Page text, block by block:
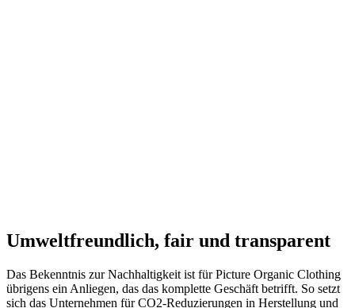
Umweltfreundlich, fair und transparent
Das Bekenntnis zur Nachhaltigkeit ist für Picture Organic Clothing
übrigens ein Anliegen, das das komplette Geschäft betrifft. So setzt
sich das Unternehmen für CO2-Reduzierungen in Herstellung und